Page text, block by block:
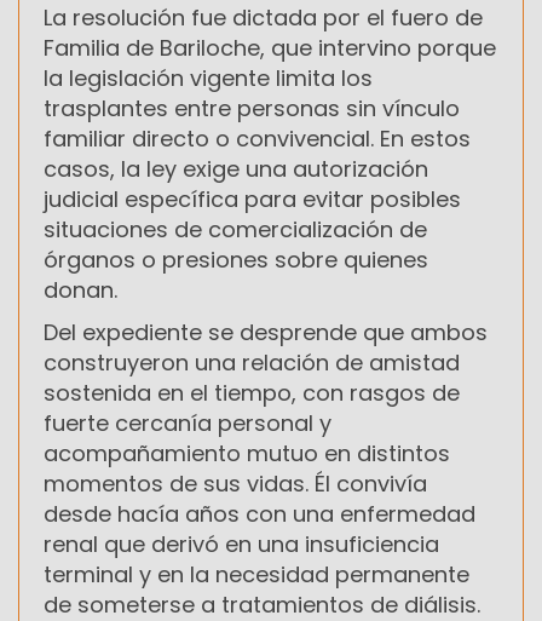
La resolución fue dictada por el fuero de
Familia de Bariloche, que intervino porque
la legislación vigente limita los
trasplantes entre personas sin vínculo
familiar directo o convivencial. En estos
casos, la ley exige una autorización
judicial específica para evitar posibles
situaciones de comercialización de
órganos o presiones sobre quienes
donan.
Del expediente se desprende que ambos
construyeron una relación de amistad
sostenida en el tiempo, con rasgos de
fuerte cercanía personal y
acompañamiento mutuo en distintos
momentos de sus vidas. Él convivía
desde hacía años con una enfermedad
renal que derivó en una insuficiencia
terminal y en la necesidad permanente
de someterse a tratamientos de diálisis.